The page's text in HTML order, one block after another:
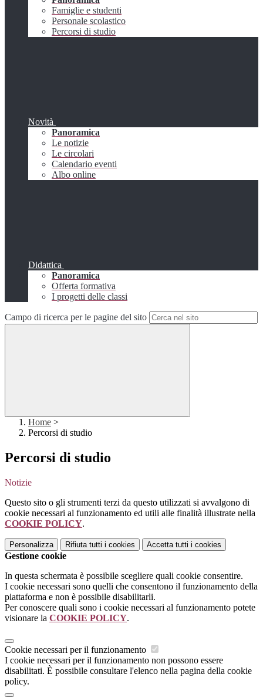
Famiglie e studenti
Personale scolastico
Percorsi di studio
Novità
Panoramica
Le notizie
Le circolari
Calendario eventi
Albo online
Didattica
Panoramica
Offerta formativa
I progetti delle classi
Campo di ricerca per le pagine del sito
Home >
Percorsi di studio
Percorsi di studio
Notizie
Questo sito o gli strumenti terzi da questo utilizzati si avvalgono di
cookie necessari al funzionamento ed utili alle finalità illustrate nella
COOKIE POLICY.
Personalizza Rifiuta tutti i cookies Accetta tutti i cookies
Gestione cookie
In questa schermata è possibile scegliere quali cookie consentire.
I cookie necessari sono quelli che consentono il funzionamento della
piattaforma e non è possibile disabilitarli.
Per conoscere quali sono i cookie necessari al funzionamento potete
visionare la COOKIE POLICY.
Cookie necessari per il funzionamento
I cookie necessari per il funzionamento non possono essere
disabilitati. È possibile consultare l'elenco nella pagina della cookie
policy.